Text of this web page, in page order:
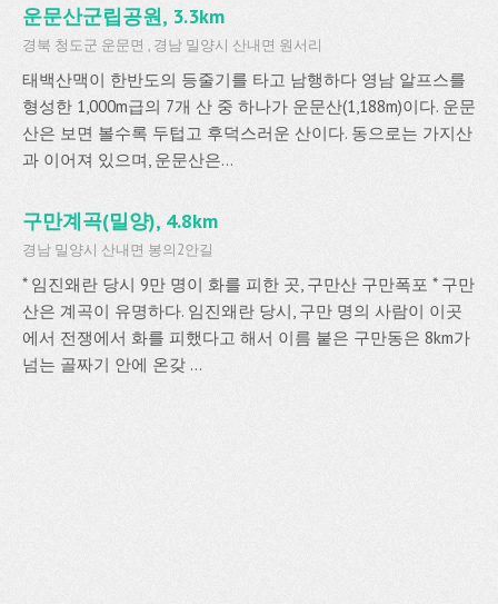
운문산군립공원, 3.3km
경북 청도군 운문면 , 경남 밀양시 산내면 원서리
태백산맥이 한반도의 등줄기를 타고 남행하다 영남 알프스를
형성한 1,000m급의 7개 산 중 하나가 운문산(1,188m)이다. 운문
산은 보면 볼수록 두텁고 후덕스러운 산이다. 동으로는 가지산
과 이어져 있으며, 운문산은...
구만계곡(밀양), 4.8km
경남 밀양시 산내면 봉의2안길
* 임진왜란 당시 9만 명이 화를 피한 곳, 구만산 구만폭포 * 구만
산은 계곡이 유명하다. 임진왜란 당시, 구만 명의 사람이 이곳
에서 전쟁에서 화를 피했다고 해서 이름 붙은 구만동은 8km가
넘는 골짜기 안에 온갖 ...